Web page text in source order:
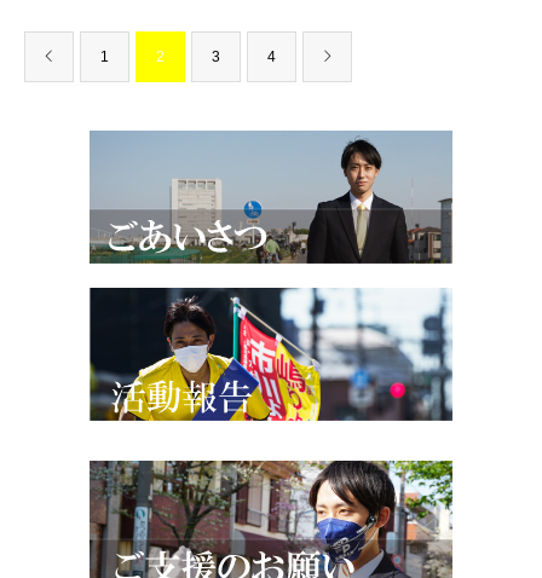
1 2 3 4